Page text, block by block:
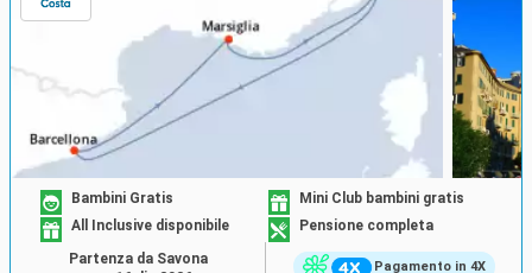
Pagamento in 4X
Bambini Gratis
Mini Club bambini gratis
All Inclusive disponibile
Pensione completa
Partenza da Savona